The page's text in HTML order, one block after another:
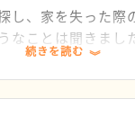
繰り返しになりま
。
センターに、もう
し、家を失った際
なことは聞きまし
てきてくれました
人にしか提供しな
れました。自分の
ものですからお願
続きを読む